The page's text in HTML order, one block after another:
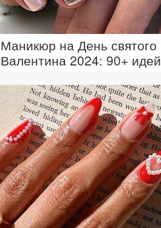
Маникюр на День святого
Валентина 2024: 90+ идей